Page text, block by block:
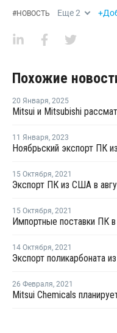
#НОВОСТЬ Еще2
Похожие
20 Января, 2025
11 Января, 2023
15 Октября, 2021
Экспорт ПК из США в
15 Октября, 2021
Импортные поставки ПК в
14 Октября, 2021
Экспорт поликарбоната
26 Февраля, 2021